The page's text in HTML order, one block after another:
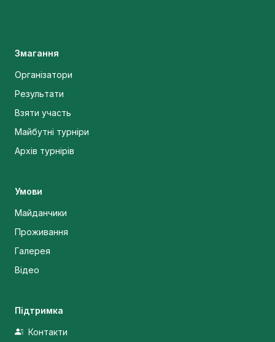
Змагання
Організатори
Результати
Взяти участь
Майбутні турніри
Архів турнірів
Умови
Майданчики
Проживання
Галерея
Відео
Підтримка
Контакти